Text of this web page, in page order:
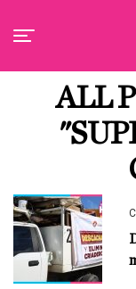
ALL